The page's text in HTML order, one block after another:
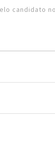
candidato